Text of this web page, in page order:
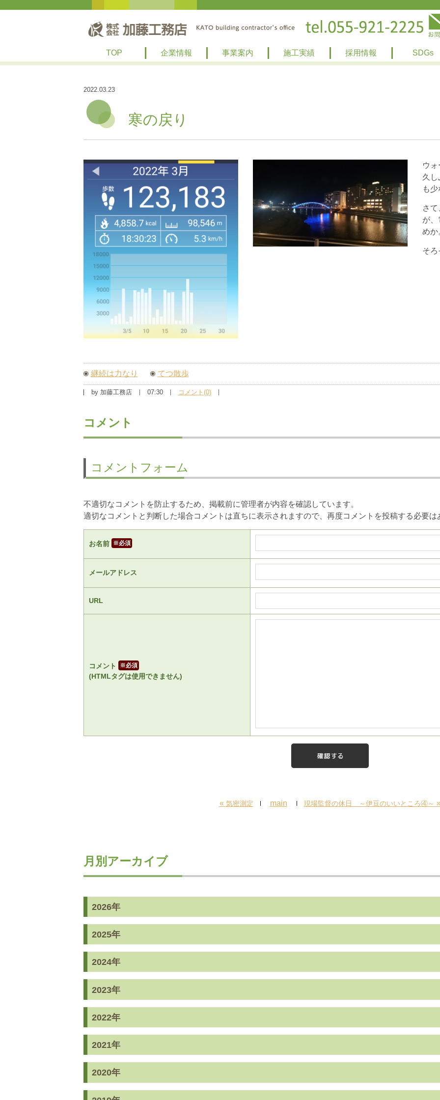
TOP 企業情報 事業案内 施工実績 採用情報 SDGs
2022.03.23
寒の戻り
ウ
久
も
さ
が
めか
そろ
継続は力なり てつ散歩
by 加藤工務店 07:30 コメント(0)
コメント
コメントフォーム
不適切なコメントを防止するため、掲載前に管理者が内容を確認しています。
適切なコメントと判断した場合コメントは直ちに表示されますので、再度コメントを投稿する必要は
お名前 ※
メールアドレス
URL
コメント
※
(HTMLタグは使用できません)
« 気密測定 main 現場監督の休日 ～伊豆のいいところ④～
月別アーカイブ
2026年
2025年
2024年
2023年
2022年
2021年
2020年